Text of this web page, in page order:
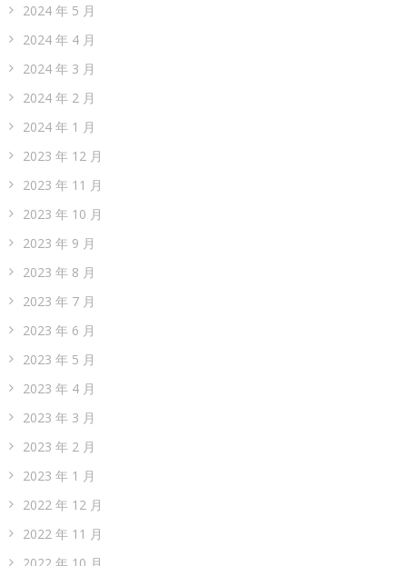
2024 年 5 月
2024 年 4 月
2024 年 3 月
2024 年 2 月
2024 年 1 月
2023 年 12 月
2023 年 11 月
2023 年 10 月
2023 年 9 月
2023 年 8 月
2023 年 7 月
2023 年 6 月
2023 年 5 月
2023 年 4 月
2023 年 3 月
2023 年 2 月
2023 年 1 月
2022 年 12 月
2022 年 11 月
2022 年 10 月